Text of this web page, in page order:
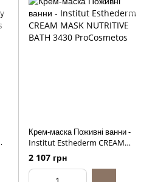
Крем-маска Поживні ванни -
Institut Esthederm CREAM
MASK NUTRITIVE BATH, 75ml
2 107 грн